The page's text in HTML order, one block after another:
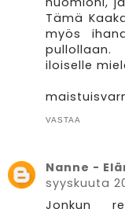
Tämä
myös
pullollaan.
iloiselle
VASTAA
Nanne -
syyskuuta
Jonkun